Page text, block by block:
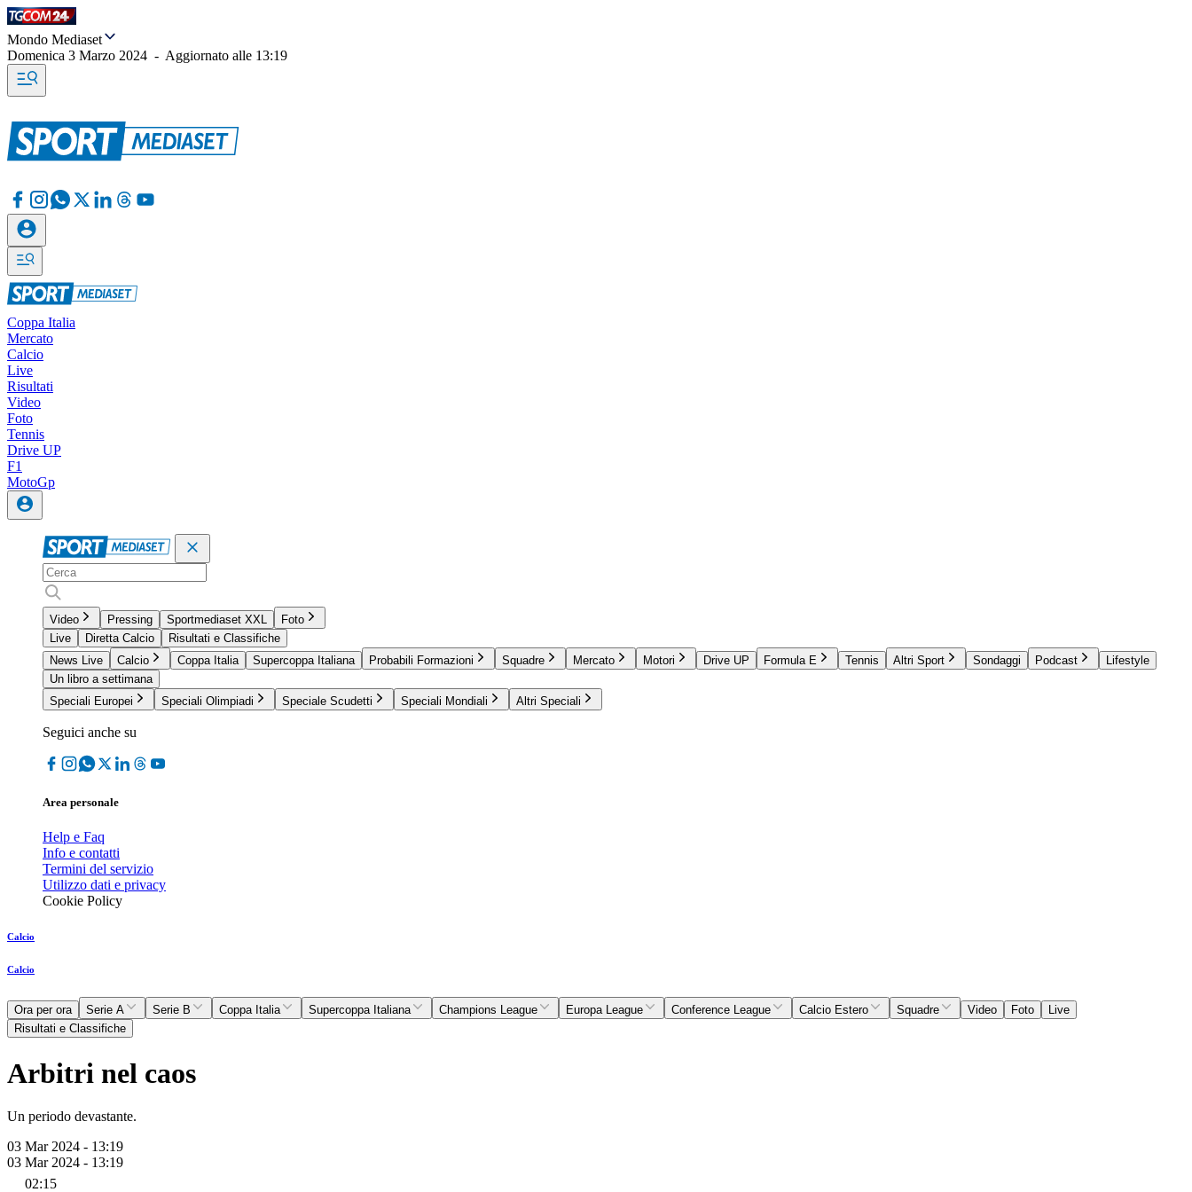
Mondo Mediaset
Domenica 3 Marzo 2024 - Aggiornato alle 13:19
Coppa Italia
Mercato
Calcio
Live
Risultati
Video
Foto
Tennis
Drive UP
F1
MotoGp
Video Pressing Sportmediaset XXL
Foto
Live
Diretta Calcio
Risultati e Classifiche
News Live
Calcio Coppa Italia Supercoppa Italiana Probabili Formazioni Squadre Mercato Motori Drive UP Formula E Tennis Altri Sport Sondaggi Podcast
Lifestyle
Un libro a settimana
Speciali Europei
Speciali Olimpiadi Speciale Scudetti Speciali Mondiali Altri Speciali
Seguici anche su
Area personale
Help e Faq
Info e contatti
Termini del servizio
Utilizzo dati e privacy
Cookie Policy
Calcio
Calcio
Ora per ora Serie A Serie B Coppa Italia Supercoppa Italiana Champions League Europa League Conference League Calcio Estero Squadre Video Foto
Live
Risultati e Classifiche
Arbitri nel caos
Un periodo devastante.
03 Mar 2024 - 13:19
03 Mar 2024 - 13:19
02:15